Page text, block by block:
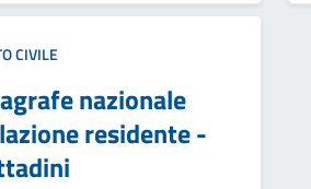
CIVILE
nazionale
residente -